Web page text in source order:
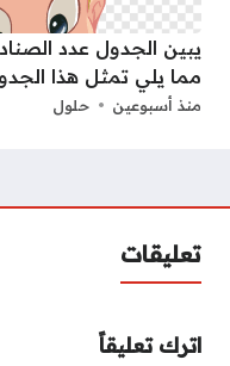
يبين الجدول عدد
مما يلي تمثل هذا
منذ أسبوعين حلول
تعليقات
اترك تعليقاً